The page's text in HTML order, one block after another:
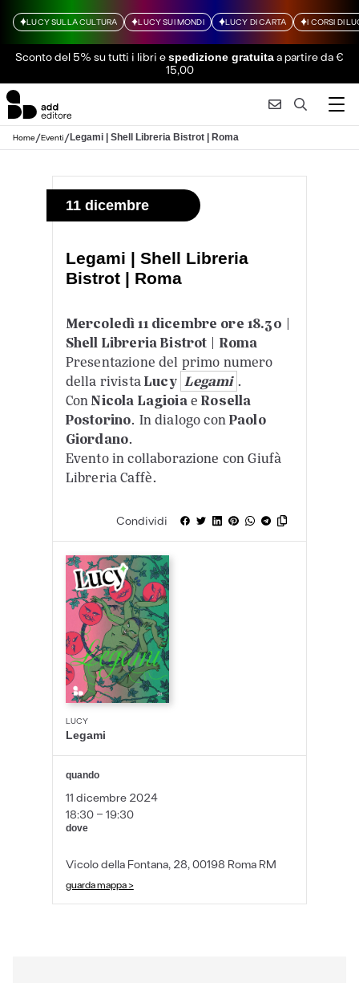
LUCY SULLA CULTURA LUCY SUI MONDI LUCY DI CARTA I CORSI DI
Sconto del 5% su tutti i libri espedizione gratuitaa partire da €
15,00
Home/Eventi/Legami | Shell Libreria Bistrot | Roma
11 dicembre
Legami | Shell Libreria
Bistrot | Roma
Mercoledì 11 dicembre ore 18.30 |
Shell Libreria Bistrot | Roma
Presentazione del primo numero
della rivistaLucy Legami .
ConNicola LagioiaeRosella
Postorino. In dialogo conPaolo
Giordano.
Evento in collaborazione con Giufà
Libreria Caffè.
Condividi
LUCY
Legami
quando
11 dicembre 2024
18:30 - 19:30
dove
Vicolo della Fontana, 28, 00198 Roma RM
guarda mappa >